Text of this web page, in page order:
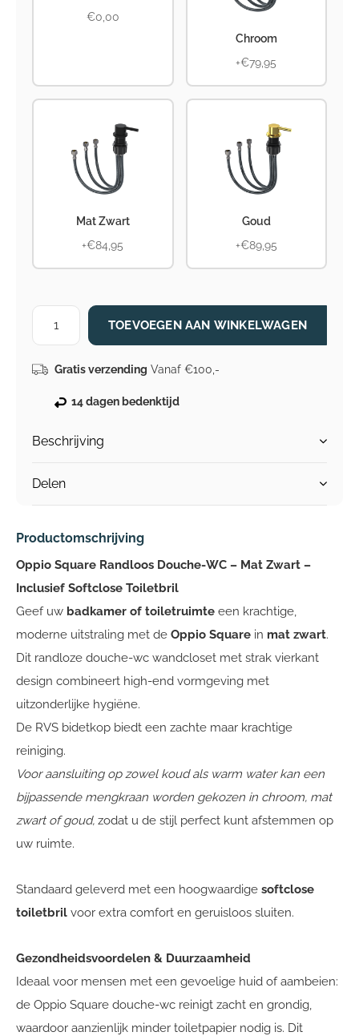
€0,00
Chroom
+€79,95
Mat Zwart
+€84,95
Goud
+€89,95
TOEVOEGEN AAN WINKELWAGEN
Gratis verzending Vanaf €100,-
14 dagen bedenktijd
Beschrijving
Delen
Productomschrijving
Oppio Square Randloos Douche-WC – Mat Zwart –
Inclusief Softclose Toiletbril
Geef uw badkamer of toiletruimte een krachtige,
moderne uitstraling met de Oppio Square in mat zwart.
Dit randloze douche-wc wandcloset met strak vierkant
design combineert high-end vormgeving met
uitzonderlijke hygiëne.
De RVS bidetkop biedt een zachte maar krachtige
reiniging.
Voor aansluiting op zowel koud als warm water kan een
bijpassende mengkraan worden gekozen in chroom, mat
zwart of goud, zodat u de stijl perfect kunt afstemmen op
uw ruimte.
Standaard geleverd met een hoogwaardige softclose
toiletbril voor extra comfort en geruisloos sluiten.
Gezondheidsvoordelen & Duurzaamheid
Ideaal voor mensen met een gevoelige huid of aambeien:
de Oppio Square douche-wc reinigt zacht en grondig,
waardoor aanzienlijk minder toiletpapier nodig is. Dit